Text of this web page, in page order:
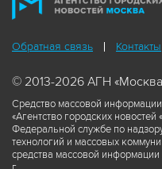
Обратная связь Контакты
© 2013-2026 АГН
Средство массовой
«Агентство городских
Федеральной службе по
технологий и массовых
средства массовой